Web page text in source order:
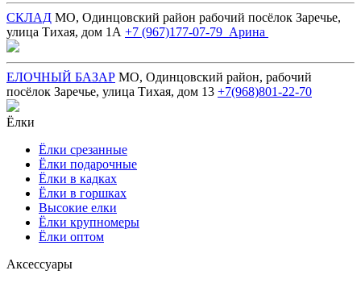
СКЛАД МО, Одинцовский район рабочий посёлок Заречье,
улица Тихая, дом 1А +7 (967)177-07-79 Арина
ЕЛОЧНЫЙ БАЗАР МО, Одинцовский район, рабочий
посёлок Заречье, улица Тихая, дом 13 +7(968)801-22-70
Ёлки
Ёлки срезанные
Ёлки подарочные
Ёлки в кадках
Ёлки в горшках
Высокие елки
Ёлки крупномеры
Ёлки оптом
Аксессуары